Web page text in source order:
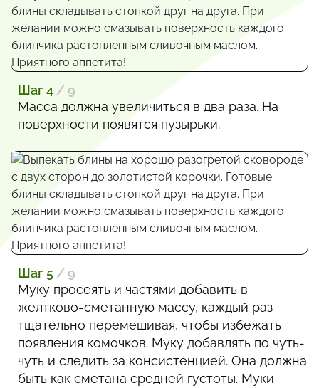
Шаг 4 / 9
Масса должна увеличиться в два раза. На
поверхности появятся пузырьки.
Шаг 5 / 9
Муку просеять и частями добавить в
желтково-сметанную массу, каждый раз
тщательно перемешивая, чтобы избежать
появления комочков. Муку добавлять по чуть-
чуть и следить за консистенцией. Она должна
быть как сметана средней густоты. Муки